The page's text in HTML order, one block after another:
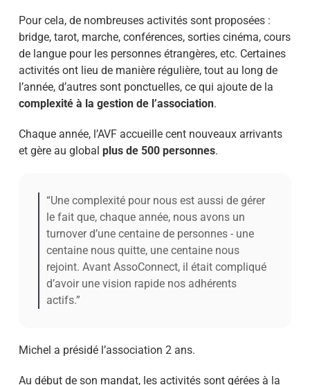
Pour cela, de nombreuses activités sont proposées :
bridge, tarot, marche, conférences, sorties cinéma, cours
de langue pour les personnes étrangères, etc. Certaines
activités ont lieu de manière régulière, tout au long de
l’année, d’autres sont ponctuelles, ce qui ajoute de la
complexité à la gestion de l’association.
Chaque année, l’AVF accueille cent nouveaux arrivants
et gère au global plus de 500 personnes.
“Une complexité pour nous est aussi de gérer
le fait que, chaque année, nous avons un
turnover d’une centaine de personnes - une
centaine nous quitte, une centaine nous
rejoint. Avant AssoConnect, il était compliqué
d’avoir une vision rapide nos adhérents
actifs.”
Michel a présidé l’association 2 ans.
Au début de son mandat, les activités sont gérées à la